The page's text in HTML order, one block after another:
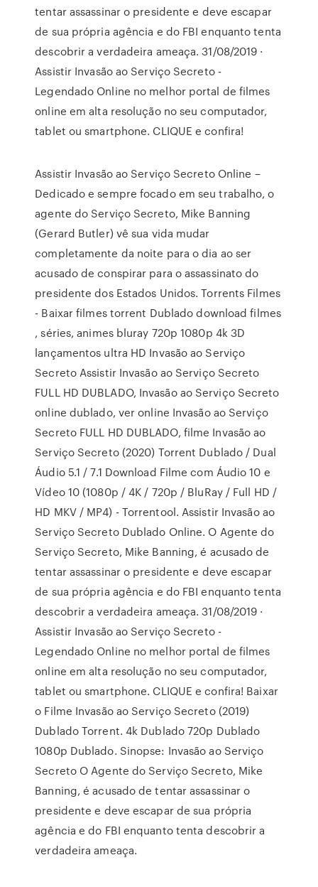
tentar assassinar o presidente e deve escapar
de sua própria agência e do FBI enquanto tenta
descobrir a verdadeira ameaça. 31/08/2019 ·
Assistir Invasão ao Serviço Secreto -
Legendado Online no melhor portal de filmes
online em alta resolução no seu computador,
tablet ou smartphone. CLIQUE e confira!
Assistir Invasão ao Serviço Secreto Online –
Dedicado e sempre focado em seu trabalho, o
agente do Serviço Secreto, Mike Banning
(Gerard Butler) vê sua vida mudar
completamente da noite para o dia ao ser
acusado de conspirar para o assassinato do
presidente dos Estados Unidos. Torrents Filmes
- Baixar filmes torrent Dublado download filmes
, séries, animes bluray 720p 1080p 4k 3D
lançamentos ultra HD Invasão ao Serviço
Secreto Assistir Invasão ao Serviço Secreto
FULL HD DUBLADO, Invasão ao Serviço Secreto
online dublado, ver online Invasão ao Serviço
Secreto FULL HD DUBLADO, filme Invasão ao
Serviço Secreto (2020) Torrent Dublado / Dual
Áudio 5.1 / 7.1 Download Filme com Áudio 10 e
Vídeo 10 (1080p / 4K / 720p / BluRay / Full HD /
HD MKV / MP4) - Torrentool. Assistir Invasão ao
Serviço Secreto Dublado Online. O Agente do
Serviço Secreto, Mike Banning, é acusado de
tentar assassinar o presidente e deve escapar
de sua própria agência e do FBI enquanto tenta
descobrir a verdadeira ameaça. 31/08/2019 ·
Assistir Invasão ao Serviço Secreto -
Legendado Online no melhor portal de filmes
online em alta resolução no seu computador,
tablet ou smartphone. CLIQUE e confira! Baixar
o Filme Invasão ao Serviço Secreto (2019)
Dublado Torrent. 4k Dublado 720p Dublado
1080p Dublado. Sinopse: Invasão ao Serviço
Secreto O Agente do Serviço Secreto, Mike
Banning, é acusado de tentar assassinar o
presidente e deve escapar de sua própria
agência e do FBI enquanto tenta descobrir a
verdadeira ameaça.